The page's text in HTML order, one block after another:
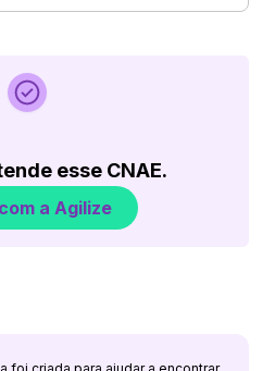
esse CNAE.
a Agilize